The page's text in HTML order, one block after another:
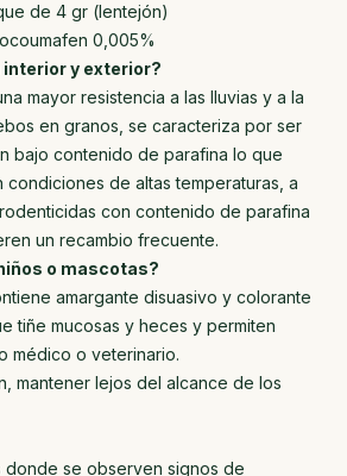
de 4 gr (lentejón)
0,005%
interior y exterior?
mayor resistencia a las lluvias y a la
en granos, se caracteriza por ser
bajo contenido de parafina lo que
de altas temperaturas, a
con contenido de parafina
un recambio frecuente.
o mascotas?
amargante disuasivo y colorante
tiñe mucosas y heces y permiten
médico o veterinario.
mantener lejos del alcance de los
donde se observen signos de